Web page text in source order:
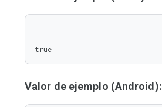
true
Valor de ejemplo (Android):